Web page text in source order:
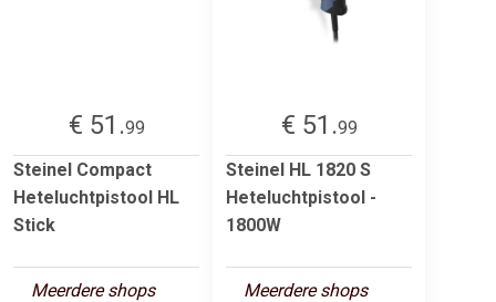
€ 51.99
Steinel Compact
Heteluchtpistool HL
Stick
Meerdere shops
€ 51.99
Steinel HL 1820 S
Heteluchtpistool -
1800W
Meerdere shops